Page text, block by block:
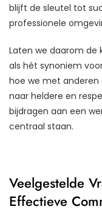
blijft de sleutel tot
professionele
Laten we daarom
als hét synoniem
hoe we met
naar heldere en
bijdragen aan een
centraal staan.
Veelgestelde
Effectieve